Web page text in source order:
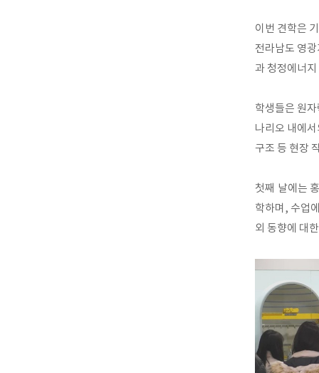
이번 견학은
전라남도 영
과 청정에너
학생들은 원
나리오 내에
구조 등 현장
첫째 날에는
학하며, 수업
외 동향에 대